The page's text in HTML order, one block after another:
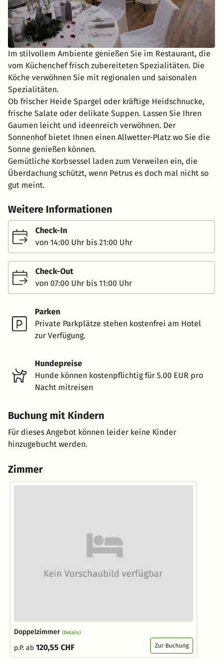
Im stilvollem Ambiente genießen Sie im Restaurant, die
vom Küchenchef frisch zubereiteten Spezialitäten. Die
Köche verwöhnen Sie mit regionalen und saisonalen
Spezialitäten.
Ob frischer Heide Spargel oder kräftige Heidschnucke,
frische Salate oder delikate Suppen. Lassen Sie Ihren
Gaumen leicht und ideenreich verwöhnen. Der
Sonnenhof bietet Ihnen einen Allwetter-Platz wo Sie die
Sonne genießen können.
Gemütliche Korbsessel laden zum Verweilen ein, die
Überdachung schützt, wenn Petrus es doch mal nicht so
gut meint.
Weitere Informationen
Check-In
von 14:00 Uhr bis 21:00 Uhr
Check-Out
von 07:00 Uhr bis 11:00 Uhr
Parken
Private Parkplätze stehen kostenfrei am Hotel
zur Verfügung.
Hundepreise
Hunde können kostenpflichtig für 5.00 EUR pro
Nacht mitreisen
Buchung mit Kindern
Für dieses Angebot können leider keine Kinder
hinzugebucht werden.
Zimmer
Doppelzimmer (Details)
p.P. ab 120,55 CHF Zur Buchung